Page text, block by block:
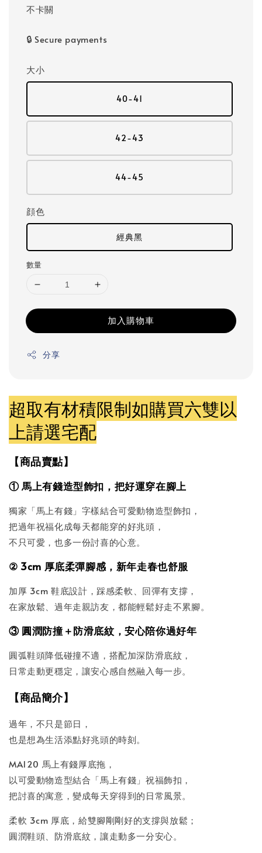
不卡關
🔒 Secure payments
大小
40-41
42-43
44-45
顔色
經典黑
數量
加入購物車
分享
超取有材積限制如購買六雙以
上請選宅配
【商品賣點】
① 馬上有錢造型飾扣，把好運穿在腳上
獨家「馬上有錢」字樣結合可愛動物造型飾扣，
把過年祝福化成每天都能穿的好兆頭，
不只可愛，也多一份討喜的心意。
② 3cm 厚底柔彈腳感，新年走春也舒服
加厚 3cm 鞋底設計，踩感柔軟、回彈有支撐，
在家放鬆、過年走親訪友，都能輕鬆好走不累腳。
③ 圓潤防撞＋防滑底紋，安心陪你過好年
圓弧鞋頭降低碰撞不適，搭配加深防滑底紋，
日常走動更穩定，讓安心感自然融入每一步。
【商品簡介】
過年，不只是節日，
也是想為生活添點好兆頭的時刻。
MA120 馬上有錢厚底拖，
以可愛動物造型結合「馬上有錢」祝福飾扣，
把討喜的寓意，變成每天穿得到的日常風景。
柔軟 3cm 厚底，給雙腳剛剛好的支撐與放鬆；
圓潤鞋頭、防滑底紋，讓走動多一分安心。